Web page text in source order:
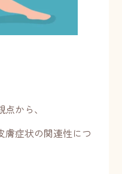
から、
膚症状の関連性につ